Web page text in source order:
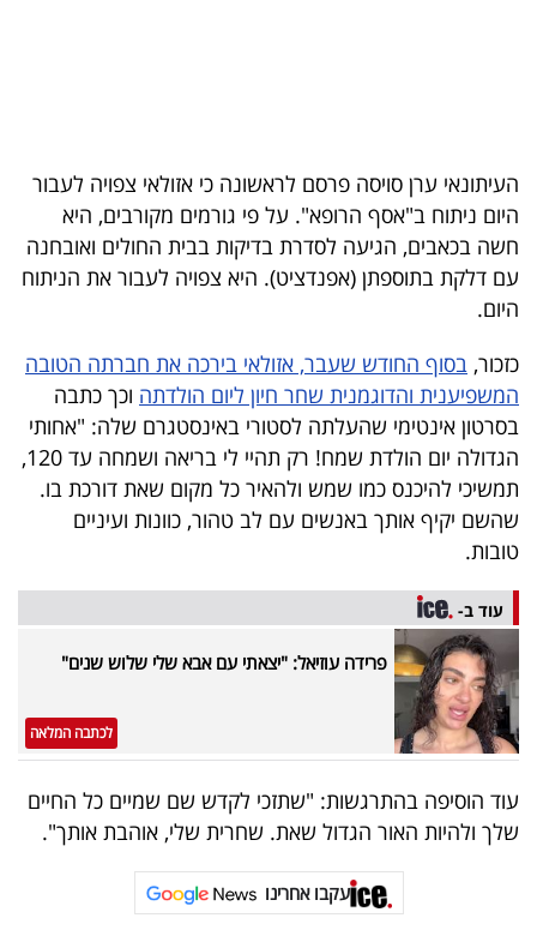
המילון
הכלכלי
פודקאסט
40
UNDER
40
שיתופי
פעולה
דרושים
ניוזלטרים
מייל
אדום
העיתונאי ערן סויסה פרסם לראשונה כי אזולאי צפויה לעבור
היום ניתוח ב"אסף הרופא". על פי גורמים מקורבים, היא
חשה בכאבים, הגיעה לסדרת בדיקות בבית החולים ואובחנה
עם דלקת בתוספתן (אפנדציט). היא צפויה לעבור את הניתוח
היום.
כזכור, בסוף החודש שעבר, אזולאי בירכה את חברתה הטובה
המשפיענית והדוגמנית שחר חיון ליום הולדתה וכך כתבה
בסרטון אינטימי שהעלתה לסטורי באינסטגרם שלה: "אחותי
הגדולה יום הולדת שמח! רק תהיי לי בריאה ושמחה עד 120,
תמשיכי להיכנס כמו שמש ולהאיר כל מקום שאת דורכת בו.
שהשם יקיף אותך באנשים עם לב טהור, כוונות ועיניים
טובות.
עוד ב-
פרידה עוזיאל: "יצאתי עם אבא שלי שלוש שנים"
לכתבה המלאה
עוד הוסיפה בהתרגשות: "שתזכי לקדש שם שמיים כל החיים
שלך ולהיות האור הגדול שאת. שחרית שלי, אוהבת אותך".
עקבו אחרינו